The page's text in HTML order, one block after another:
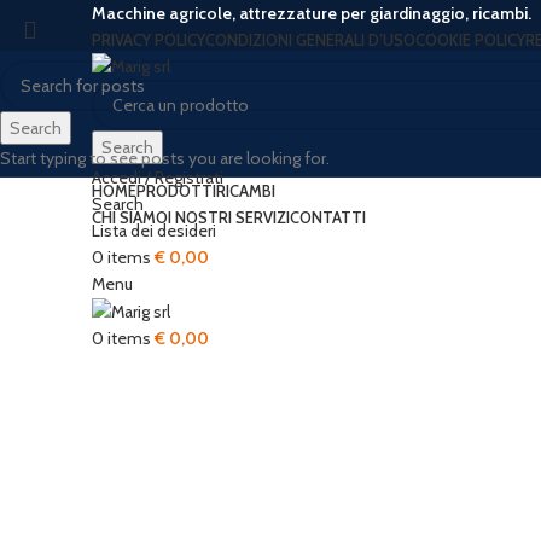
Macchine agricole, attrezzature per giardinaggio, ricambi.
PRIVACY POLICYCONDIZIONI GENERALI D’USOCOOKIE POLICY
Search
Accedi / Registrati
Search
Lista dei desideri
0 items € 0,00
Menu
0 items € 0,00
HOMEPRODOTTIRICAMBI
CHI SIAMOI NOSTRI SERVIZICONTATTI
Search
Start typing to see posts you are looking for.